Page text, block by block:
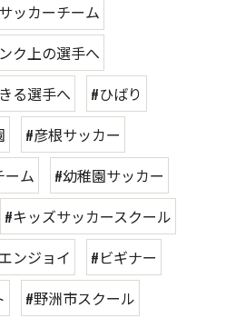
ッカーチーム
ク上の選手へ
る選手へ
#ひばり
#彦根サッカー
ーム
#幼稚園サッカー
#キッズサッカースクール
ンジョイ
#ビギナー
#野洲市スクール